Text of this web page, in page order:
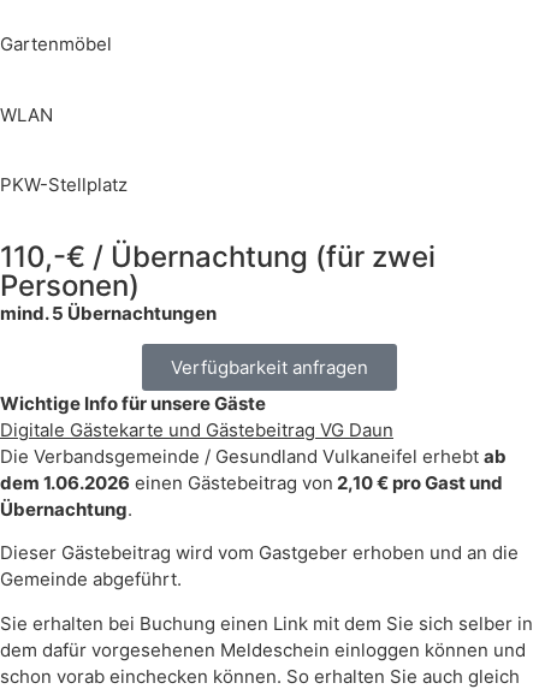
Gartenmöbel
WLAN
PKW-Stellplatz
110,-€ / Übernachtung (für zwei
Personen)
mind. 5 Übernachtungen
Verfügbarkeit anfragen
Wichtige Info für unsere Gäste
Digitale Gästekarte und Gästebeitrag VG Daun
Die Verbandsgemeinde / Gesundland Vulkaneifel erhebt ab
dem 1.06.2026 einen Gästebeitrag von 2,10 € pro Gast und
Übernachtung.
Dieser Gästebeitrag wird vom Gastgeber erhoben und an die
Gemeinde abgeführt.
Sie erhalten bei Buchung einen Link mit dem Sie sich selber in
dem dafür vorgesehenen Meldeschein einloggen können und
schon vorab einchecken können. So erhalten Sie auch gleich